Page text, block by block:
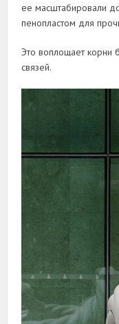
ее масштабировали
пенопластом для
Это воплощает корни
связей.